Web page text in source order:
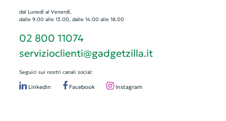
dal Lunedì al Venerdì,
dalle 9.00 alle 13.00, dalle 14.00 alle 18.00
02 800 11074
servizioclienti@gadgetzilla.it
Seguici sui nostri canali social:
Linkedin Facebook Instagram